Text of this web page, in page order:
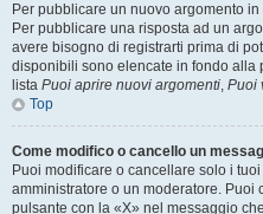
Per pubblicare un nuovo argomento
Per pubblicare una risposta ad un
avere bisogno di registrarti prima di
disponibili sono elencate in fondo alla
lista Puoi aprire nuovi argomenti, Puoi
Top
Come modifico o cancello un
Puoi modificare o cancellare solo i
amministratore o un moderatore. Puoi
pulsante con la «X» nel messaggio